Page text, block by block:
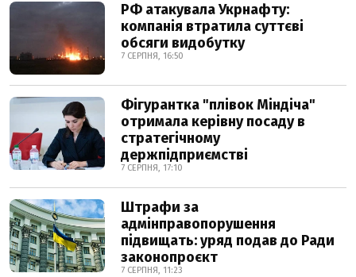
РФ атакувала Укрнафту:
компанія втратила суттєві
обсяги видобутку
7 СЕРПНЯ, 16:50
Фігурантка "плівок Міндіча"
отримала керівну посаду в
стратегічному
держпідприємстві
7 СЕРПНЯ, 17:10
Штрафи за
адмінправопорушення
підвищать: уряд подав до Ради
законопроєкт
7 СЕРПНЯ, 11:23